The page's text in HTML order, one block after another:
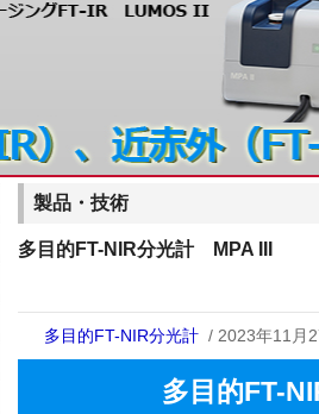
製品・技術
多目的FT-NIR分光計 MPA III
多目的FT-NIR分光計 / 2023年11月
多目的FT-